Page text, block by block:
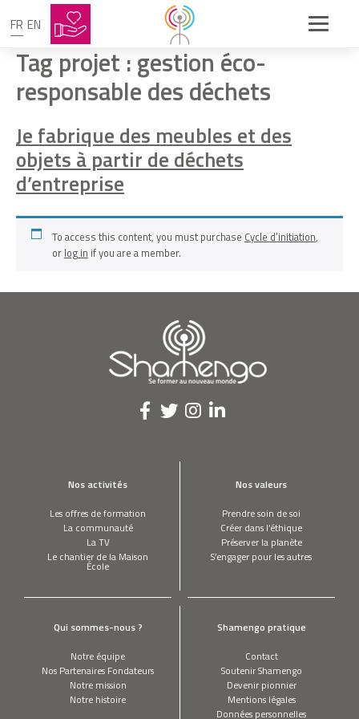
FR EN
Tag projet :gestion éco-
responsable des déchets
Je fabrique des meubles et des
objets à partir de déchets
d’entreprise
To access this content, you must purchase Cycle d’initiation,
or log in if you are a member.
Nos activités
Les offres de formation
La communauté
La TV
Le chantier de la Maison
École
Nos valeurs
Prendre soin de soi
Créer dans l’éthique
Préserver la planète
S’engager pour les autres
Qui sommes-nous ?
Notre équipe
Nos Partenaires Fondateurs
Notre mission
Notre histoire
Shamengo pratique
Contact
Soutenir Shamengo
Devenir pionnier
Mentions légales
Données personnelles